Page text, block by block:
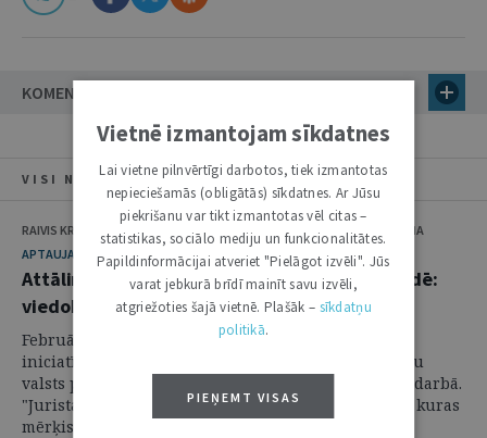
KOMENTĀRI
VISI NUMURA RAKSTI
RAIVIS KRONBERGS, KASPARS RĀCENĀJS, GITA OŠKĀJA, DACE STIVRIŅA
APTAUJA
Attālinātais vai klātienes darbs valsts pārvaldē:
viedokļi un normatīvais regulējums
Februāra sākumā pēc valsts augstāko amatpersonu
iniciatīvas aktualizējās diskusija par nepieciešamību
valsts pārvaldes darbiniekiem atgriezties klātienes darbā.
"Jurista Vārds" piedāvā lasītājiem viedokļu aptauju, kuras
mērķis ir noskaidrot klātienes ...
Vietnē izmantojam sīkdatnes
Lai vietne pilnvērtīgi darbotos, tiek izmantotas
nepieciešamās (obligātās) sīkdatnes. Ar Jūsu
piekrišanu var tikt izmantotas vēl citas –
statistikas, sociālo mediju un funkcionalitātes.
Papildinformācijai atveriet "Pielāgot izvēli". Jūs
varat jebkurā brīdī mainīt savu izvēli,
atgriežoties šajā vietnē. Plašāk – sīkdatņu
politikā.
PIEŅEMT VISAS